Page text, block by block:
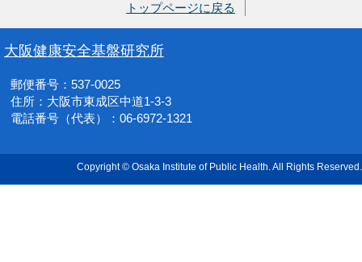
トップページに戻る
大阪健康安全基盤研究所
郵便番号：537-0025
住所：大阪市東成区中道1-3-3
電話番号（代表）：06-6972-1321
Copyright © Osaka Institute of Public Health. All Rights Reserved.